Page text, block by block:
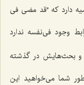
دارد که ”قد مضی فی
وجود فى‌نفسه ندارد
و بحث‌هایش در گذشته
شما مى‌خواهید این